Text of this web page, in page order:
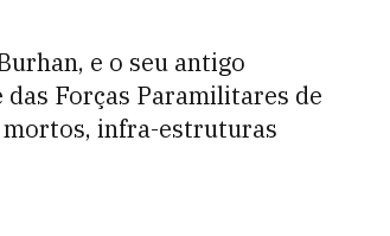
e o seu antigo
Forças Paramilitares de
mortos, infra-estruturas